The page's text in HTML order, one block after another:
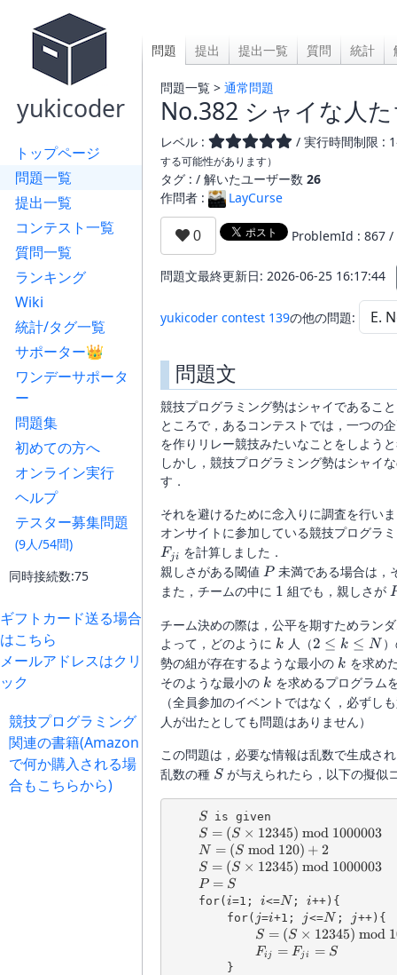
yukicoder
トップページ
問題一覧
提出一覧
コンテスト一覧
質問一覧
ランキング
Wiki
統計/タグ一覧
サポーター👑
ワンデーサポータ
ー
問題集
初めての方へ
オンライン実行
ヘルプ
テスター募集問題
(9人/54問)
同時接続数:75
ギフトカード送る場合
はこちら
メールアドレスはクリ
ック
競技プログラミング
関連の書籍(Amazon
で何か購入される場
合もこちらから)
問題 提出 提出一覧 質問 統計
問題一覧 > 通常問題
No.382 シャイな人
レベル : / 実行時間制限 :
する可能性があります）
タグ : / 解いたユーザー数 26
作問者 :
LayCurse
ProblemId : 867 /
問題文最終更新日: 2026-06-25 16:17:44
yukicoder contest 139の他の問題:
問題文
競技プログラミング勢はシャイであるこ
ところで，あるコンテストでは，一つの
を作りリレー競技みたいなことをしよう
しかし，競技プログラミング勢はシャイ
す．
それを避けるために念入りに調査を行い
オンサイトに参加している競技プログラ
Fji を計算しました．
親しさがある閾値 P
P 未満である場合は，
また，チームの中に 1
1 組でも，親しさが
チーム決めの際は，公平を期すためラン
よって，どのように k
k 人（2
\leq
k
\leq
N
2 ≤ k ≤ N
勢の組が存在するような最小の k
k を求め
そのような最小の k
k を求めるプログラム
（全員参加のイベントではなく，必ずし
人が出たとしても問題はありません）
この問題は，必要な情報は乱数で生成さ
乱数の種 S
Sが与えられたら，以下の擬似
S
S is given
S = (S \times 12345)\ {\rm
S = (S × 12345) mod 1000003
N = (S\ {\rm mod}\ 120) + 2
N = (S mod 120) + 2
S = (S \times 12345)\ {\rm
S = (S × 12345) mod 1000003
P = S
P = S
    for(
ii=1; ii<=N
N ; ii++){
        for(
jj=ii+1; j
j<=N
N ; jj++){
S = (S \times 12345)\
S = (S × 12345) mod
F_{ij} = F_{ji} = S
Fij = Fji = S
        }